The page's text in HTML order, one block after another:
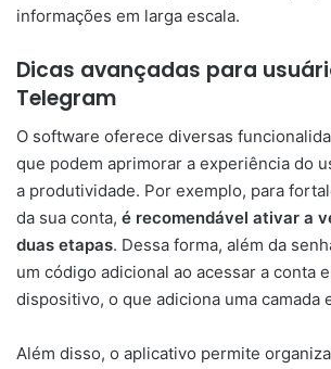
informações em larga escala.
Dicas avançadas para
Telegram
O software oferece diversas
que podem aprimorar a experiência do
a produtividade. Por exemplo, para
da sua conta, é recomendável ativar a
duas etapas. Dessa forma, além da
um código adicional ao acessar a conta
dispositivo, o que adiciona uma camada
Além disso, o aplicativo permite